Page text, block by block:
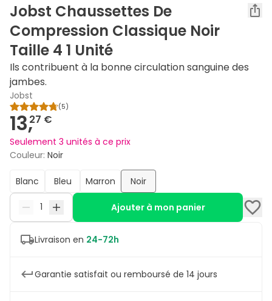
Jobst Chaussettes De
Compression Classique Noir
Taille 4 1 Unité
Ils contribuent à la bonne circulation sanguine des
jambes.
Jobst
(5)
13,27 €
Seulement 3 unités à ce prix
Couleur: Noir
Blanc Bleu Marron Noir
Ajouter à mon panier
Livraison en 24-72h
Garantie satisfait ou remboursé de 14 jours